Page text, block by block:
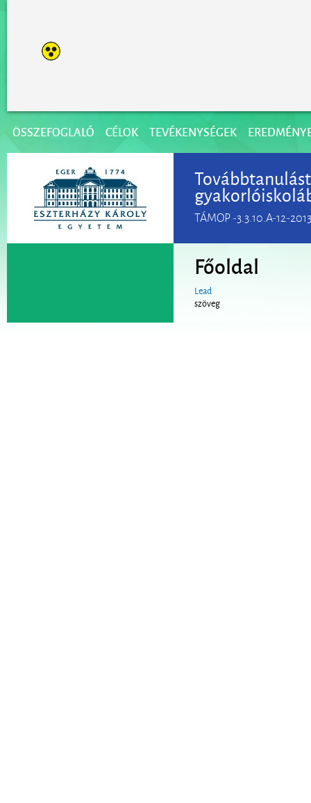
ÖSSZEFOGLALÓ CÉLOK TEVÉKENYSÉGEK
TÁMOP -3.3.10.A-12-
Főoldal
Lead
szöveg